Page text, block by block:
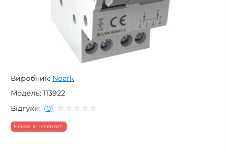
Виробник: Noark
Модель: 113922
Відгуки: (0)
Немає в наявності